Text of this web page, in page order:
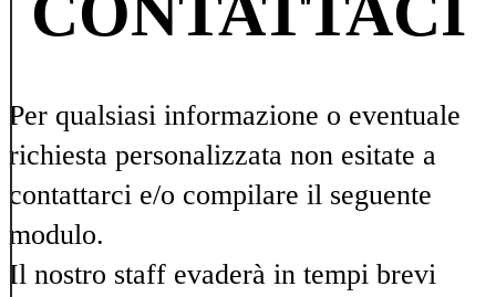
Per qualsiasi informazione o eventuale
richiesta personalizzata non esitate a
contattarci e/o compilare il seguente
modulo.
Il nostro staff evaderà in tempi brevi